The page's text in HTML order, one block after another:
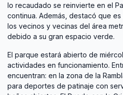
lo recaudado se reinvierte en el
continua. Además, destacó que
los vecinos y vecinas del área
debido a su gran espacio verde.
El parque estará abierto de
actividades en funcionamiento.
encuentran: en la zona de la
para deportes de patinaje con